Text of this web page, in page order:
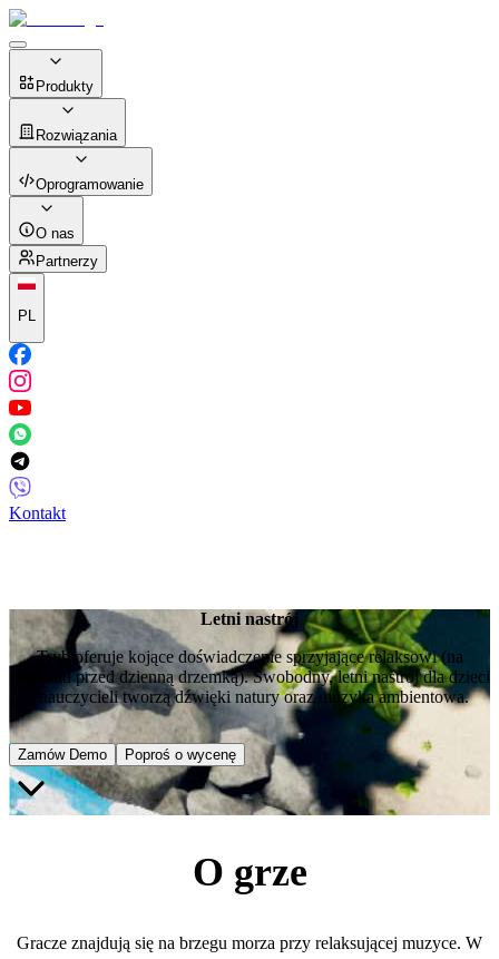
Produkty
Rozwiązania
Oprogramowanie
O nas
Partnerzy
PL
Kontakt
Letni nastrój
Tryb oferuje kojące doświadczenie sprzyjające relaksowi (na
przykład przed dzienną drzemką). Swobodny, letni nastrój dla dzieci
i nauczycieli tworzą dźwięki natury oraz muzyka ambientowa.
Zamów Demo Poproś o wycenę
O grze
Gracze znajdują się na brzegu morza przy relaksującej muzyce. W